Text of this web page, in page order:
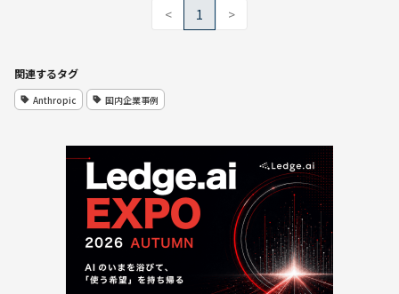
< 1 >
関連するタグ
Anthropic 国内企業事例